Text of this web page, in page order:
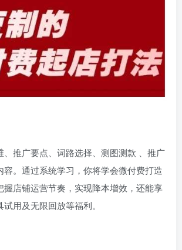
、推广要点、词路选择、测图测款 、推广
容。通过系统学习，你将学会微付费打造
握店铺运营节奏，实现降本增效，还能享
用及无限回放等福利。